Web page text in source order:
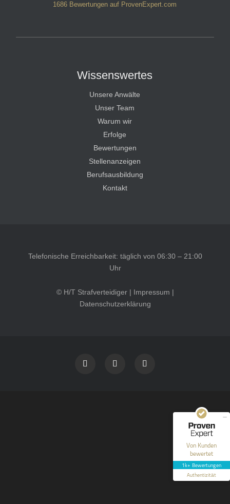
1686 Bewertungen auf ProvenExpert.com
Wissenswertes
Unsere Anwälte
Unser Team
Warum wir
Erfolge
Bewertungen
Stellenanzeigen
Berufsausbildung
Kontakt
Telefonische Erreichbarkeit: täglich von 06:30 – 21:00
Uhr
© H/T Strafverteidiger | Impressum |
Datenschutzerklärung
Von Kunden
bewertet
1k+ Bewertungen
Authentizität
40
Bewertungen auf
ProvenExpert.com
Blick aufs ProvenExpert-Profil werfen